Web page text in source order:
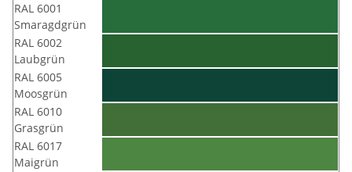
RAL 6001
Smaragdgrün
RAL 6002
Laubgrün
RAL 6005
Moosgrün
RAL 6010
Grasgrün
RAL 6017
Maigrün